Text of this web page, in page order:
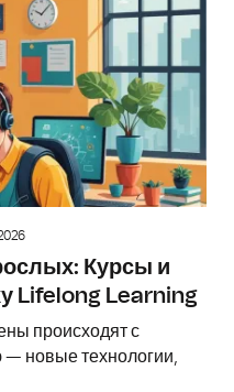
Курсы и
Lifelong Learning
происходят с
— новые технологии,